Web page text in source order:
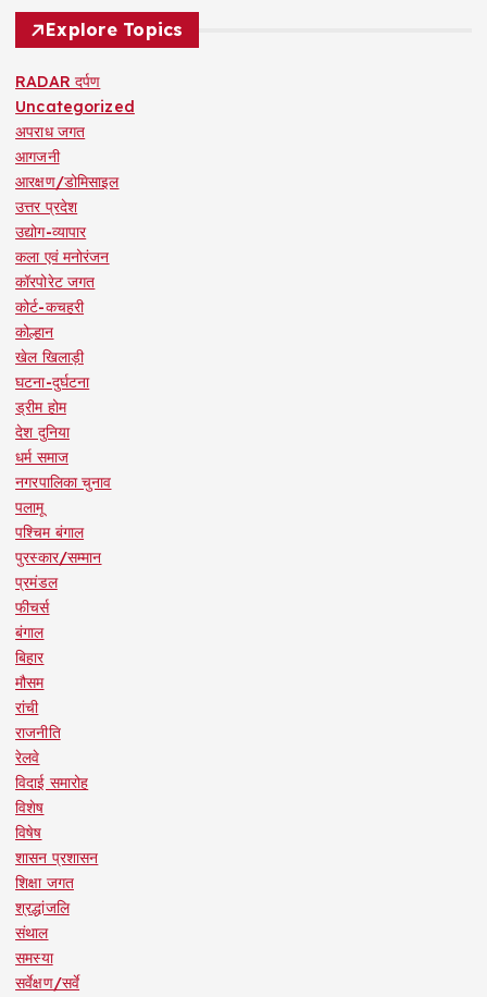
Explore Topics
RADAR दर्पण
Uncategorized
अपराध जगत
आगजनी
आरक्षण/डोमिसाइल
उत्तर प्रदेश
उद्योग-व्यापार
कला एवं मनोरंजन
कॉरपोरेट जगत
कोर्ट-कचहरी
कोल्हान
खेल खिलाड़ी
घटना-दुर्घटना
ड्रीम होम
देश दुनिया
धर्म समाज
नगरपालिका चुनाव
पलामू
पश्चिम बंगाल
पुरस्कार/सम्मान
प्रमंडल
फीचर्स
बंगाल
बिहार
मौसम
रांची
राजनीति
रेलवे
विदाई समारोह
विशेष
विषेष
शासन प्रशासन
शिक्षा जगत
श्रद्धांजलि
संथाल
समस्या
सर्वेक्षण/सर्वे